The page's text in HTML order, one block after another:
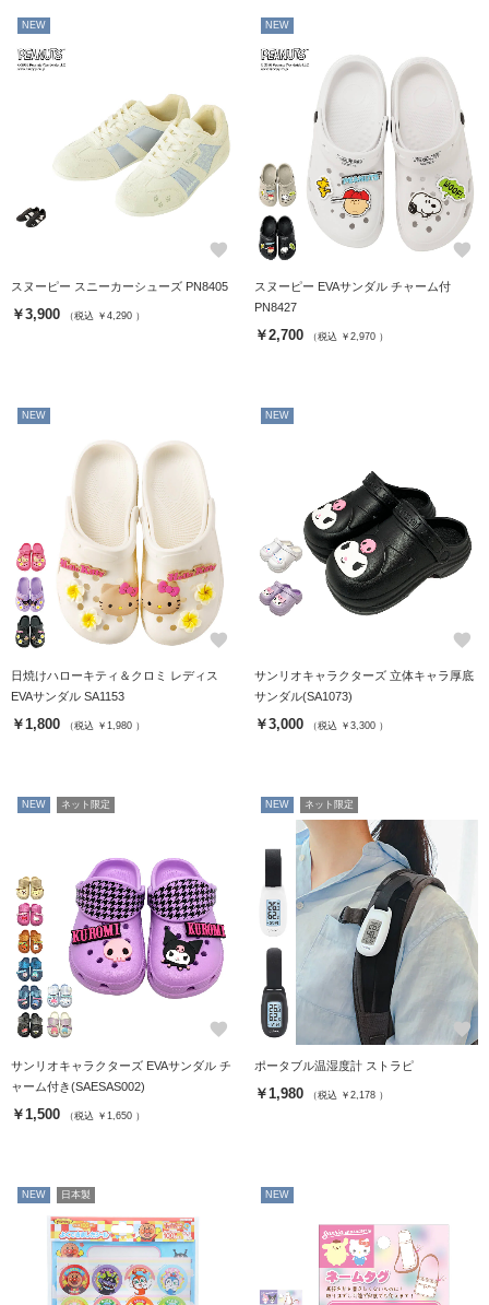
NEW
favorite
スヌーピー スニーカーシューズ PN8405
￥3,900 （税込 ￥4,290 ）
NEW
favorite
スヌーピー EVAサンダル チャーム付
PN8427
￥2,700 （税込 ￥2,970 ）
NEW
favorite
日焼けハローキティ＆クロミ レディス
EVAサンダル SA1153
￥1,800 （税込 ￥1,980 ）
NEW
favorite
サンリオキャラクターズ 立体キャラ厚底
サンダル(SA1073)
￥3,000 （税込 ￥3,300 ）
NEW ネット限定
favorite
サンリオキャラクターズ EVAサンダル チ
ャーム付き(SAESAS002)
￥1,500 （税込 ￥1,650 ）
NEW ネット限定
favorite
ポータブル温湿度計 ストラピ
￥1,980 （税込 ￥2,178 ）
NEW 日本製 NEW